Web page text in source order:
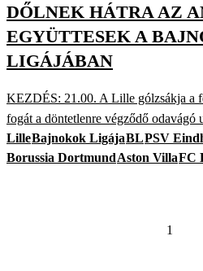
DŐLNEK HÁTRA AZ
EGYÜTTESEK A
LIGÁJÁBAN
KEZDÉS: 21.00. A Lille gólzsákja a
fogát a döntetlenre végződő odavágó
LilleBajnokok LigájaBLPSV
Borussia DortmundAston VillaFC
1